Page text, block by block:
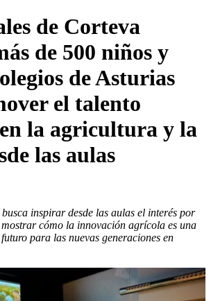
de Corteva
de 500 niños y
de Asturias
el talento
la agricultura y la
las aulas
inspirar desde las aulas el interés por
cómo la innovación agrícola es una
para las nuevas generaciones en